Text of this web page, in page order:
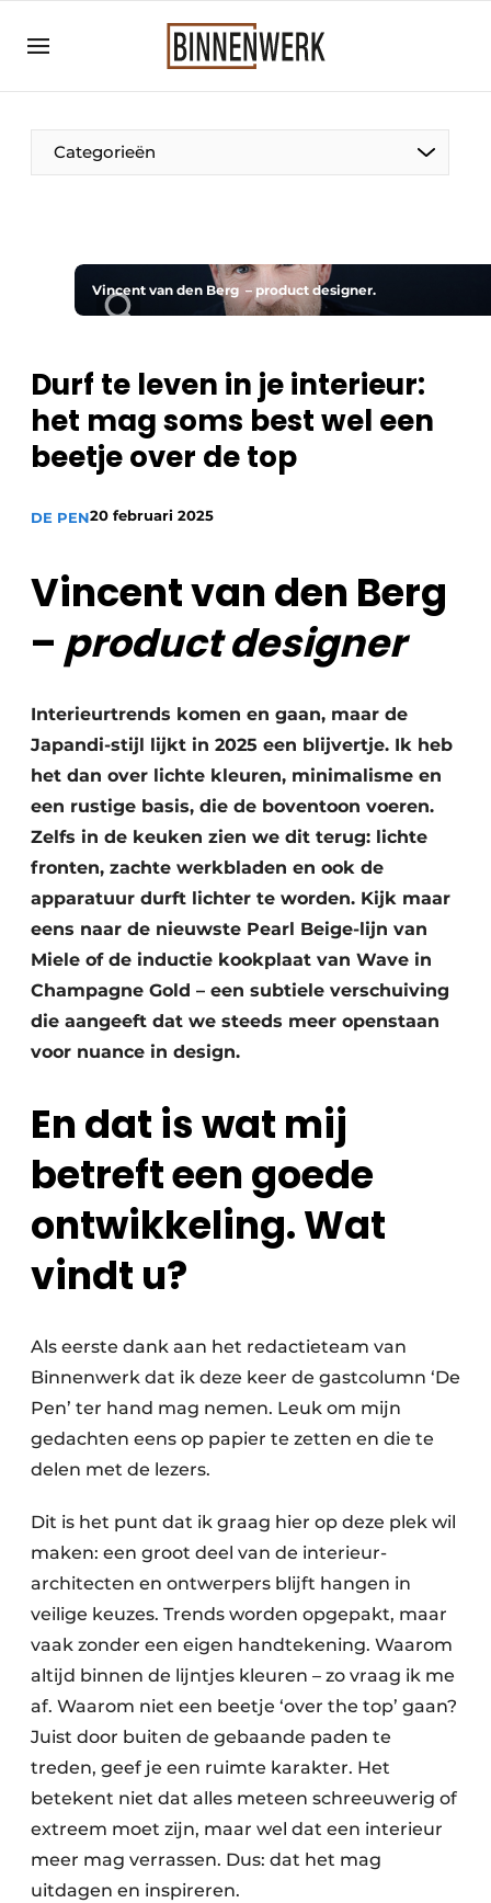
Aanmelden
Bedrijven
Binnenwerk | Hét magazine voor de
Evenement aanmelden
Nieuwsbrief
Podcasts
Privacy / Cookie statement
Categorieën
Vincent van den Berg – product designer.
Durf te leven in je interieur:
het mag soms best wel een
beetje over de top
DE PEN20 februari 2025
Vincent van den Berg
– product designer
Interieurtrends komen en gaan, maar de
Japandi-stijl lijkt in 2025 een blijvertje. Ik heb
het dan over lichte kleuren, minimalisme en
een rustige basis, die de boventoon voeren.
Zelfs in de keuken zien we dit terug: lichte
fronten, zachte werkbladen en ook de
apparatuur durft lichter te worden. Kijk maar
eens naar de nieuwste Pearl Beige-lijn van
Miele of de inductie kookplaat van Wave in
Champagne Gold – een subtiele verschuiving
die aangeeft dat we steeds meer openstaan
voor nuance in design.
En dat is wat mij
betreft een goede
ontwikkeling. Wat
vindt u?
Als eerste dank aan het redactieteam van
Binnenwerk dat ik deze keer de gastcolumn ‘De
Pen’ ter hand mag nemen. Leuk om mijn
gedachten eens op papier te zetten en die te
delen met de lezers.
Dit is het punt dat ik graag hier op deze plek wil
maken: een groot deel van de interieur-
architecten en ontwerpers blijft hangen in
veilige keuzes. Trends worden opgepakt, maar
vaak zonder een eigen handtekening. Waarom
altijd binnen de lijntjes kleuren – zo vraag ik me
af. Waarom niet een beetje ‘over the top’ gaan?
Juist door buiten de gebaande paden te
treden, geef je een ruimte karakter. Het
betekent niet dat alles meteen schreeuwerig of
extreem moet zijn, maar wel dat een interieur
meer mag verrassen. Dus: dat het mag
uitdagen en inspireren.